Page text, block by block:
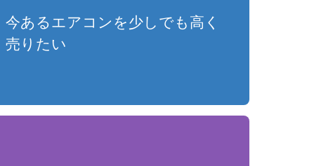
今あるエアコンを少しでも高く
売りたい